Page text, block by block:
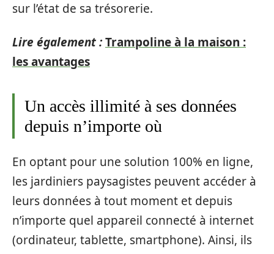
sur l’état de sa trésorerie.
Lire également :Trampoline à la maison :
les avantages
Un accès illimité à ses données
depuis n’importe où
En optant pour une solution 100% en ligne,
les jardiniers paysagistes peuvent accéder à
leurs données à tout moment et depuis
n’importe quel appareil connecté à internet
(ordinateur, tablette, smartphone). Ainsi, ils